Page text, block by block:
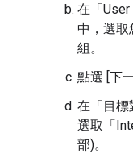
在「
中，選取
組。
點選 [下
在「目標
選取「
部)。